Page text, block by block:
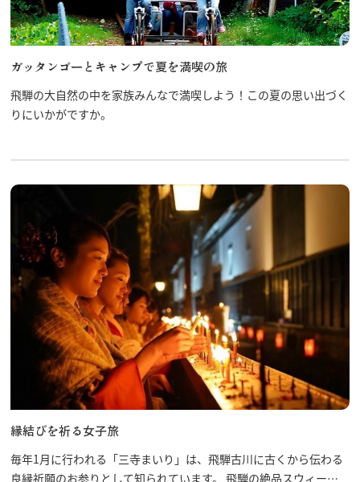
ガッタンゴーとキャンプで夏を満喫の旅
飛騨の大自然の中を家族みんなで満喫しよう！この夏の思い出づく
りにいかがですか。
縁結びを祈る女子旅
毎年1月に行われる「三寺まいり」は、飛騨古川に古くから伝わる
良縁祈願のお参りとして知られています。 飛騨の絶品スウィーツ